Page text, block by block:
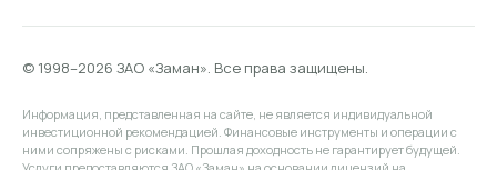
© 1998–2026 ЗАО «Заман». Все права защищены.
Информация, представленная на сайте, не является индивидуальной
инвестиционной рекомендацией. Финансовые инструменты и операции с
ними сопряжены с рисками. Прошлая доходность не гарантирует будущей.